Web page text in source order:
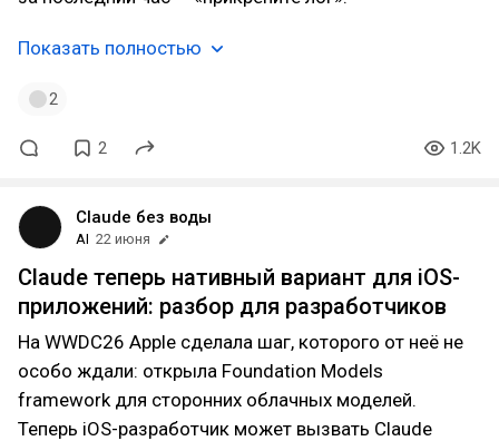
Показать полностью
2
2 1.2K
Claude без воды
AI 22 июня
Claude теперь нативный вариант для iOS-
приложений: разбор для разработчиков
На WWDC26 Apple сделала шаг, которого от неё не
особо ждали: открыла Foundation Models
framework для сторонних облачных моделей.
Теперь iOS-разработчик может вызвать Claude